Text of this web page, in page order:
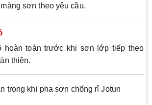
sơn theo yêu cầu.
toàn trước khi sơn lớp tiếp theo
thiện.
trọng khi pha sơn chống rỉ Jotun